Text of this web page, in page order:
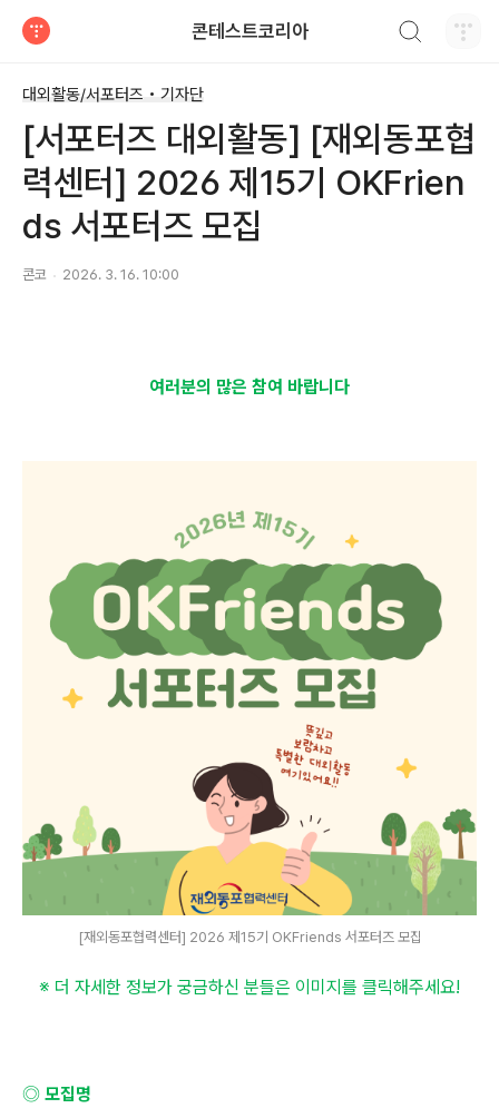
콘테스트코리아
대외활동/서포터즈 • 기자단
[서포터즈 대외활동] [재외동포협
력센터] 2026 제15기 OKFrien
ds 서포터즈 모집
콘코 2026. 3. 16. 10:00
여러분의 많은 참여 바랍니다
[재외동포협력센터] 2026 제15기 OKFriends 서포터즈 모집
※ 더 자세한 정보가 궁금하신 분들은 이미지를 클릭해주세요!
◎ 모집명